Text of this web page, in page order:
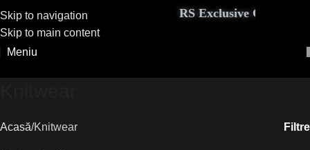
Skip to navigation
Skip to main content
RS Exclusive Couture
Meniu
Acasă Knitwear Filtre